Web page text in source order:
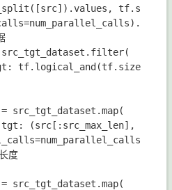
([src]) .values , tf.
=num_parallel_calls) .
src_tgt_dataset . filter(
: tf. logical_and (tf. size
= src_tgt_dataset .map(
tgt : (src [: src_max_len],
=num_parallel_calls
度
= src_tgt_dataset .map(